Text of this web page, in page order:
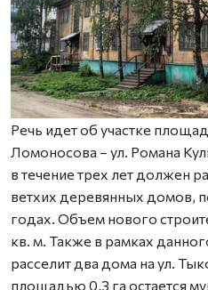
Речь идет об участке
Ломоносова – ул. Романа
в течение трех лет должен
ветхих деревянных домов,
годах. Объем нового
кв. м. Также в рамках
расселит два дома на ул.
площадью 0,3 га остается